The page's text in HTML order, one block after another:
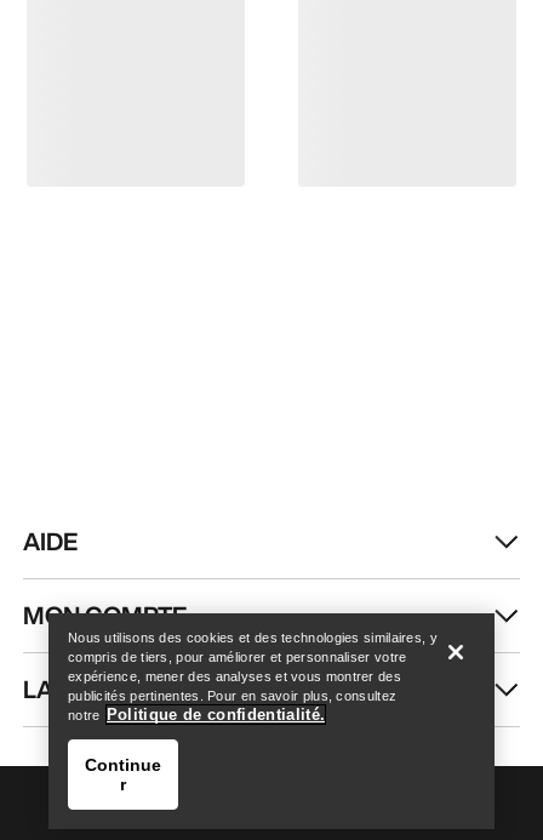
Help
AIDE
MON COMPTE
LAVAGE ET RÉPARATION
Nous utilisons des cookies et des technologies similaires, y
compris de tiers, pour améliorer et personnaliser votre
expérience, mener des analyses et vous montrer des
publicités pertinentes. Pour en savoir plus, consultez
notre
Politique de confidentialité.
Continue
r